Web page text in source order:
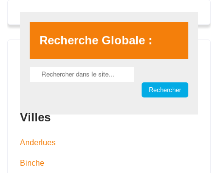
Recherche Globale :
Villes
Anderlues
Binche